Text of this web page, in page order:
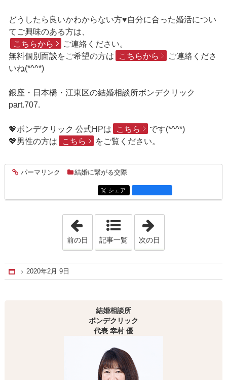
どうしたら良いかわからない方♥自分に合った婚活につい
てご興味のある方は、
こちらから
ご連絡ください。
無料個別面談をご希望の方は
こちらから
ご連絡くださ
いね(*^^*)
銀座・日本橋・江東区の結婚相談所ボンデクリック
part.707.
💖ボンデクリック 公式HPは こちら
です(*^^*)
💖男性の方は
こちら をご覧ください。
entry2335
パーマリンク 結婚に繋がる交際
entry2335
シェア
「2020年2月 7日」
前の日 記事一覧 次の日
Home
2020年2月 9日
結婚相談所
ボンデクリック
代表 幸村 優